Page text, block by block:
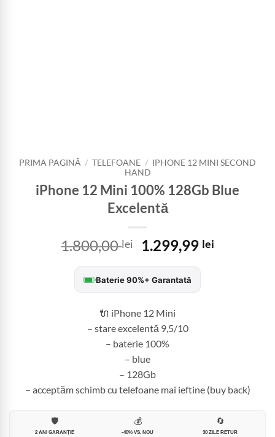
PRIMA PAGINĂ / TELEFOANE / IPHONE 12 MINI SECOND
HAND
iPhone 12 Mini 100% 128Gb Blue
Excelentă
1.800,00lei
Prețul
a
fost:
1.299,99 leiPrețul
Baterie 90%+ Garantată
🔌 iPhone 12 Mini
– stare excelentă 9,5/10
– baterie 100%
– blue
– 128Gb
– acceptăm schimb cu telefoane mai ieftine (buy back)
🛡️
2 ANI GARANȚIE
💰
-40% VS. NOU
🔄
30 ZILE RETUR